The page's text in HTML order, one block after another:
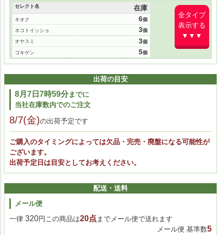
全タイプ
表示する
▼▼▼
セレクト名 在庫
キオク 6
ネコトイッショ 3
オヤスミ 3
ゴキゲン 5
出荷の目安
8月7日7時59分までに
当社在庫数内でのご注文
8/7(金)の出荷予定です
ご購入のタイミングによっては欠品・完売・廃盤になる可能性が
ございます。
出荷予定日は目安としてお考えください。
配送・送料
メール便
一律 320円この商品は20点までメール便で送れます
メール便 基準数5